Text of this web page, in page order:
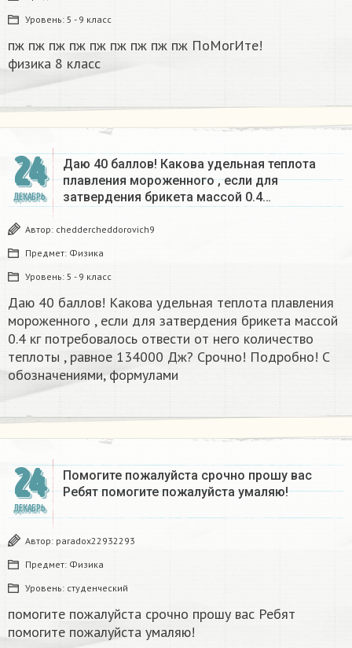
Уровень: 5 - 9 класс
пж пж пж пж пж пж пж пж пж ПоМогИте!
физика 8 класс​
24
ДЕКАБРЬ
Даю 40 баллов! Какова удельная теплота
плавления мороженного , если для
затвердения брикета массой 0.4…
Автор: cheddercheddorovich9
Предмет: Физика
Уровень: 5 - 9 класс
Даю 40 баллов! Какова удельная теплота плавления
мороженного , если для затвердения брикета массой
0.4 кг потребовалось отвести от него количество
теплоты , равное 134000 Дж? Срочно! Подробно! С
обозначениями, формулами
24
ДЕКАБРЬ
Помогите пожалуйста срочно прошу вас
Ребят помогите пожалуйста умаляю! ​
Автор: paradox22932293
Предмет: Физика
Уровень: студенческий
помогите пожалуйста срочно прошу вас Ребят
помогите пожалуйста умаляю! ​